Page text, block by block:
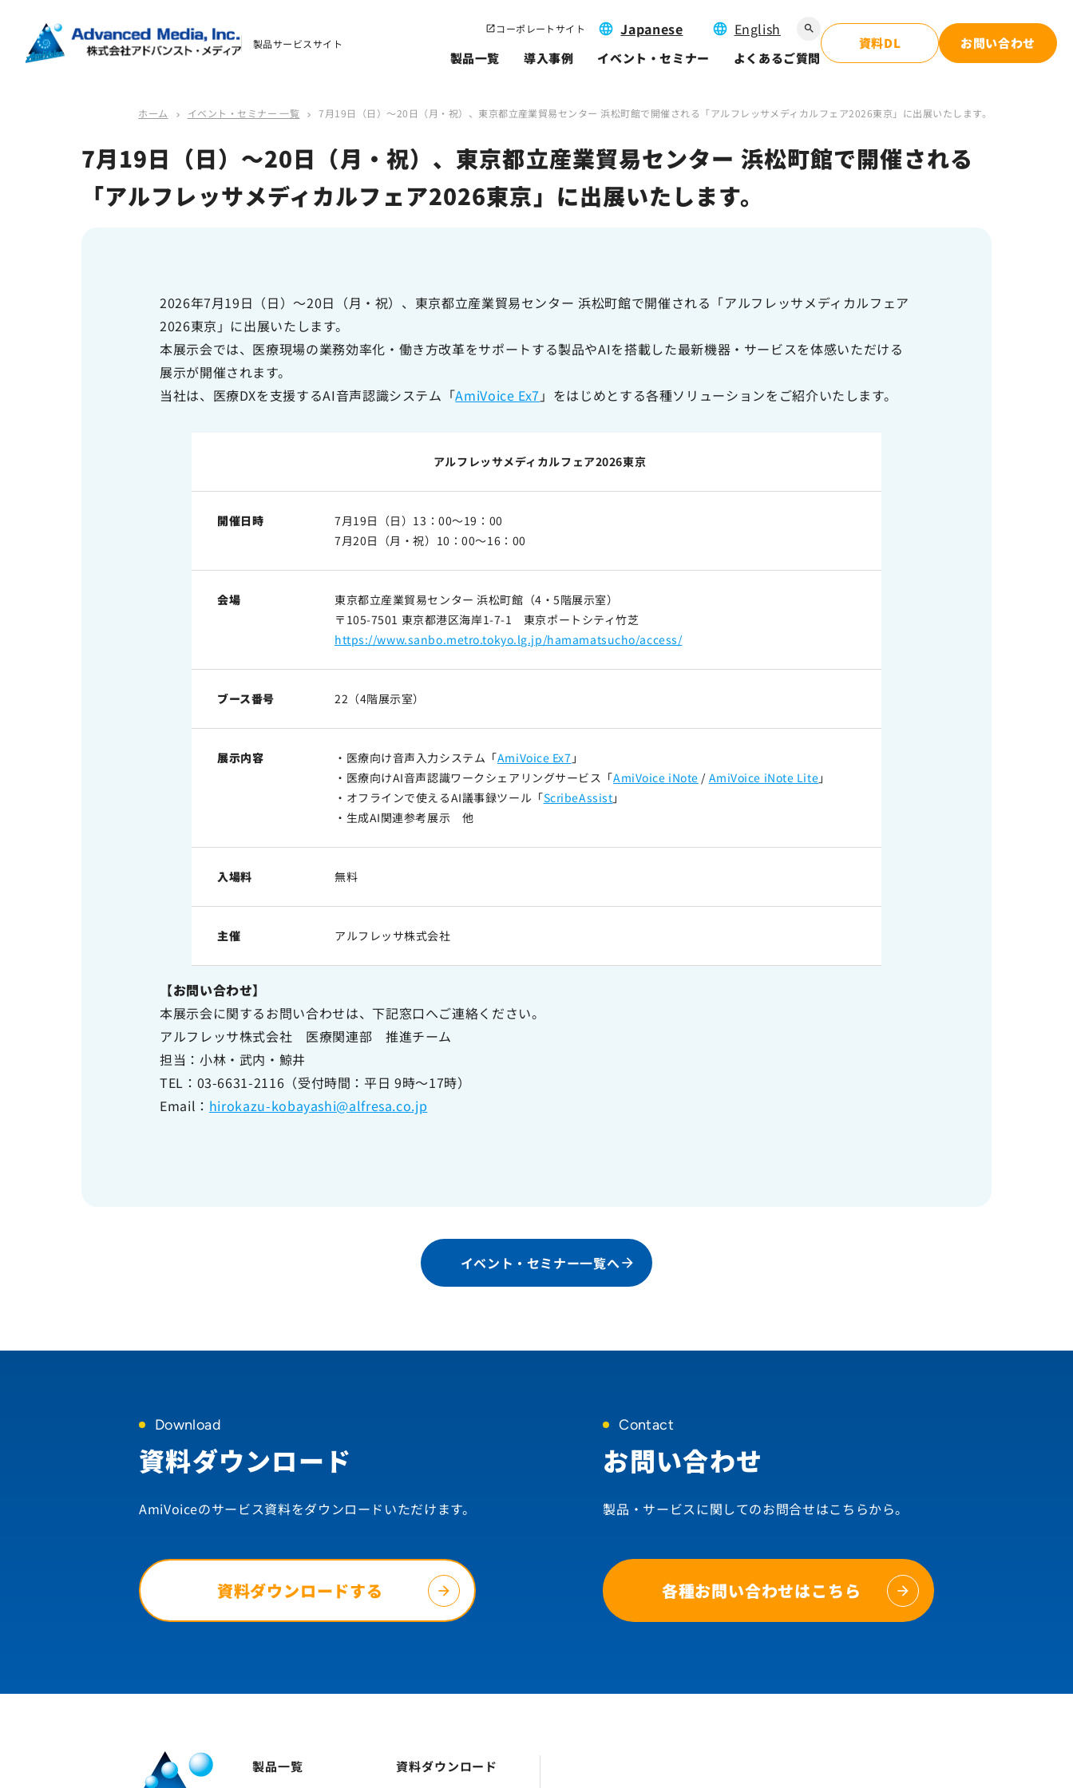
イベント・セミナー
資料ダウンロード
お問い合わせ
製品サービスサイト
コーポレートサイト Japanese English search
製品一覧 導入事例 イベント・セミナー よくあるご質問
資料DL お問い合わせ
ホーム chevron_right イベント・セミナー 一覧 chevron_right 7月19日（日）～20日（月・祝）、東京都立産業貿易センター 浜松町館で開催される「アルフレッサメディカルフェア2026東京」に出展いたします。
7月19日（日）～20日（月・祝）、東京都立産業貿易センター 浜松町館で開催される
「アルフレッサメディカルフェア2026東京」に出展いたします。
2026年7月19日（日）～20日（月・祝）、東京都立産業貿易センター 浜松町館で開催される「アルフレッサメディカルフェア
2026東京」に出展いたします。
本展示会では、医療現場の業務効率化・働き方改革をサポートする製品やAIを搭載した最新機器・サービスを体感いただける
展示が開催されます。
当社は、医療DXを支援するAI音声認識システム「AmiVoice Ex7 」をはじめとする各種ソリューションをご紹介いたします。
アルフレッサメディカルフェア2026東京
開催日時
7月19日（日）13：00～19：00
7月20日（月・祝）10：00～16：00
会場
東京都立産業貿易センター 浜松町館（4・5階展示室）
〒105-7501 東京都港区海岸1-7-1 東京ポートシティ竹芝
https://www.sanbo.metro.tokyo.lg.jp/hamamatsucho/access/
ブース番号 22（4階展示室）
展示内容 ・医療向け音声入力システム「AmiVoice Ex7 」
・医療向けAI音声認識ワークシェアリングサービス「AmiVoice iNote / AmiVoice iNote Lite」
・オフラインで使えるAI議事録ツール「ScribeAssist」
・生成AI関連参考展示 他
入場料 無料
主催 アルフレッサ株式会社
【お問い合わせ】
本展示会に関するお問い合わせは、下記窓口へご連絡ください。
アルフレッサ株式会社 医療関連部 推進チーム
担当：小林・武内・鯨井
TEL：03-6631-2116（受付時間：平日 9時～17時）
Email： hirokazu-kobayashi@alfresa.co.jp
イベント・セミナー一覧へ
Download
資料ダウンロード
AmiVoiceのサービス資料をダウンロードいただけます。
資料ダウンロードする
Contact
お問い合わせ
製品・サービスに関してのお問合せはこちらから。
各種お問い合わせはこちら
製品一覧 資料ダウンロード